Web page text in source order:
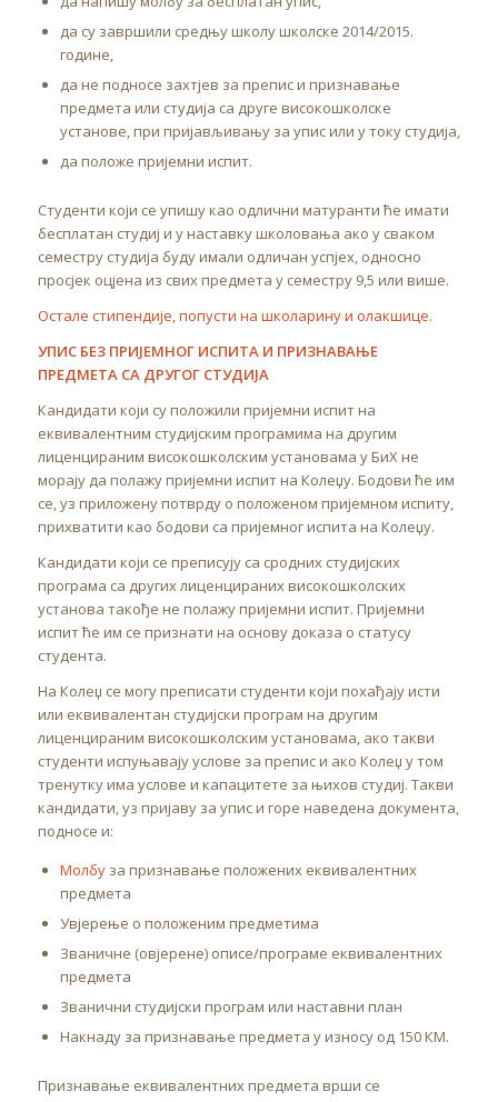
да су завршили средњу школу школске 2014/2015.
године,
да не подносе захтјев за препис и признавање
предмета или студија са друге високошколске
установе, при пријављивању за упис или у току студија,
да положе пријемни испит.
Студенти који се упишу као одлични матуранти ће имати
бесплатан студиј и у наставку школовања ако у сваком
семестру студија буду имали одличан успјех, односно
просјек оцјена из свих предмета у семестру 9,5 или више.
Остале стипендије, попусти на школарину и олакшице.
УПИС БЕЗ ПРИЈЕМНОГ ИСПИТА И ПРИЗНАВАЊЕ
ПРЕДМЕТА СА ДРУГОГ СТУДИЈА
Кандидати који су положили пријемни испит на
еквивалентним студијским програмима на другим
лиценцираним високошколским установама у БиХ не
морају да полажу пријемни испит на Колеџу. Бодови ће им
се, уз приложену потврду о положеном пријемном испиту,
прихватити као бодови са пријемног испита на Колеџу.
Кандидати који се преписују са сродних студијских
програма са других лиценцираних високошколских
установа такође не полажу пријемни испит. Пријемни
испит ће им се признати на основу доказа о статусу
студента.
На Колеџ се могу преписати студенти који похађају исти
или еквивалентан студијски програм на другим
лиценцираним високошколским установама, ако такви
студенти испуњавају услове за препис и ако Колеџ у том
тренутку има услове и капацитете за њихов студиј. Такви
кандидати, уз пријаву за упис и горе наведена документа,
подносе и:
Молбуза признавање положених еквивалентних
предмета
Увјерење о положеним предметима
Званичне (овјерене) описе/програме еквивалентних
предмета
Званични студијски програм или наставни план
Накнаду за признавање предмета у износу од 150 КМ.
Признавање еквивалентних предмета врши се